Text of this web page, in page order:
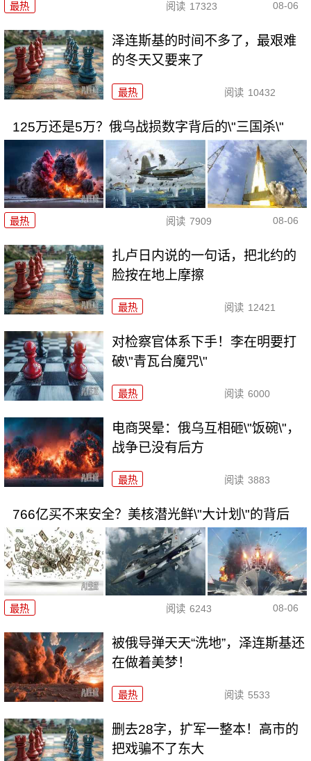
最热 阅读 17323 08-06
泽连斯基的时间不多了，最艰难
的冬天又要来了
最热 阅读 10432
125万还是5万？俄乌战损数字背后的\"三国杀\"
最热 阅读 7909 08-06
扎卢日内说的一句话，把北约的
脸按在地上摩擦
最热 阅读 12421
对检察官体系下手！李在明要打
破\"青瓦台魔咒\"
最热 阅读 6000
电商哭晕：俄乌互相砸\"饭碗\"，
战争已没有后方
最热 阅读 3883
766亿买不来安全？美核潜光鲜\"大计划\"的背后
最热 阅读 6243 08-06
被俄导弹天天“洗地”，泽连斯基还
在做着美梦！
最热 阅读 5533
删去28字，扩军一整本！高市的
把戏骗不了东大